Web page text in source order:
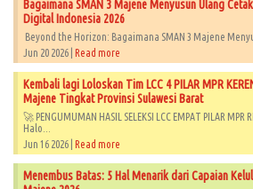
Bagaimana SMAN 3 Majene Menyusun Ulang
Digital Indonesia 2026
Beyond the Horizon: Bagaimana SMAN 3 Majene
Jun 20 2026 | Read more
Kembali lagi Loloskan Tim LCC 4 PILAR MPR
Majene Tingkat Provinsi Sulawesi Barat
🚀 PENGUMUMAN HASIL SELEKSI LCC EMPAT PILAR MPR
Halo...
Jun 16 2026 | Read more
Menembus Batas: 5 Hal Menarik dari Capaian